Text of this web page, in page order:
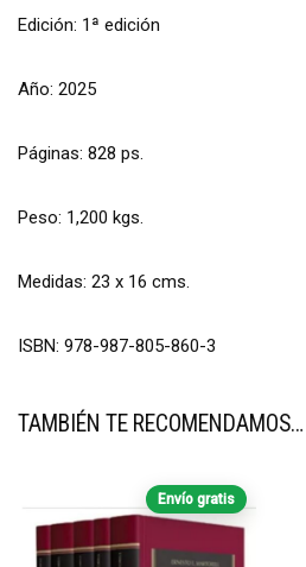
Edición: 1ª edición
Año: 2025
Páginas: 828 ps.
Peso: 1,200 kgs.
Medidas: 23 x 16 cms.
ISBN: 978-987-805-860-3
TAMBIÉN TE RECOMENDAMOS…
Envío gratis